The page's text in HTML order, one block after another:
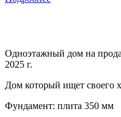
Одноэтажный дом на
2025 г.
Дом который ищет своего
Фундамент: плита 350 мм